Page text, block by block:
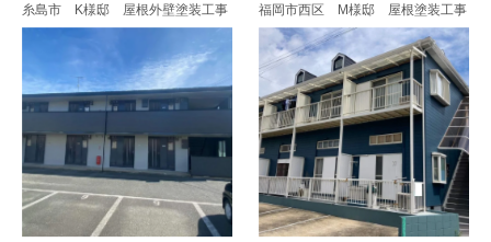
糸島市 K様邸 屋根外壁塗装工事 福岡市西区 M様邸 屋根塗装工事